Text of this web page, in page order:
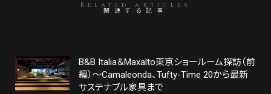
Related articles
関連する記事
B&B Italia＆Maxalto東京ショールーム探訪（前
編）～Camaleonda、Tufty-Time 20から最新
サステナブル家具まで